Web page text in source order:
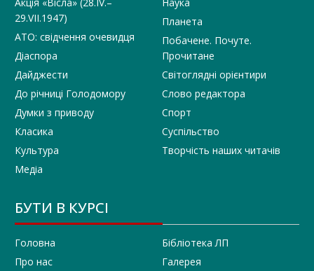
29.VII.1947)
АТО: свідчення очевидця
Діаспора
Дайджести
До річниці Голодомору
Думки з приводу
Класика
Культура
Медіа
Планета
Побачене. Почуте.
Прочитане
Світоглядні орієнтири
Слово редактора
Спорт
Суспільство
Творчість наших читачів
БУТИ В КУРСІ
Головна
Про нас
Бібліотека ЛП
Галерея